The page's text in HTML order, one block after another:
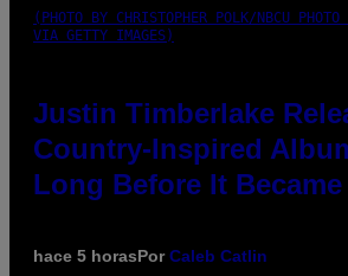
(PHOTO BY CHRISTOPHER POLK/NBCU PHOTO
VIA GETTY IMAGES)
Justin Timberlake
Country-Inspired
Long Before It Became
hace 5 horasPorCaleb Catlin